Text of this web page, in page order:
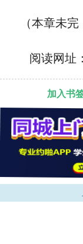
（本章未完
阅读网址：
加入书